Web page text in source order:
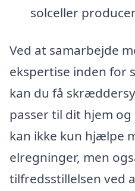
solceller
Ved at samarbejde
ekspertise inden for
kan du få
passer til dit hjem
kan ikke kun hjælpe
elregninger, men
tilfredsstillelsen ved